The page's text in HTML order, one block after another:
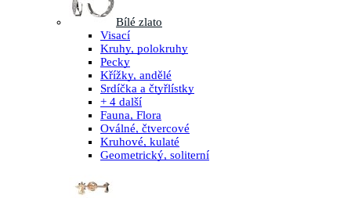
Bílé zlato
Visací
Kruhy, polokruhy
Pecky
Křížky, andělé
Srdíčka a čtyřlístky
+ 4 další
Fauna, Flora
Oválné, čtvercové
Kruhové, kulaté
Geometrický, soliterní